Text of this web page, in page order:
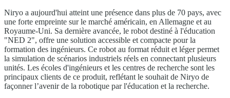
Niryo a aujourd'hui atteint une présence dans plus de 70 pays, avec
une forte empreinte sur le marché américain, en Allemagne et au
Royaume-Uni. Sa dernière avancée, le robot destiné à l'éducation
"NED 2", offre une solution accessible et compacte pour la
formation des ingénieurs. Ce robot au format réduit et léger permet
la simulation de scénarios industriels réels en connectant plusieurs
unités. Les écoles d'ingénieurs et les centres de recherche sont les
principaux clients de ce produit, reflétant le souhait de Niryo de
façonner l’avenir de la robotique par l'éducation et la recherche.